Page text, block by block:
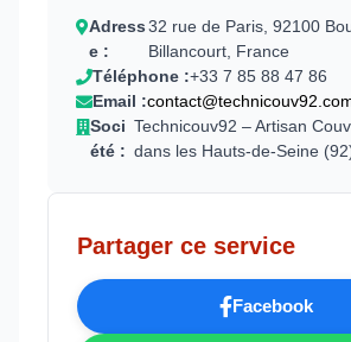
Adress
e :
32 rue de Paris, 92100
Billancourt, France
Téléphone :+33 7 85 88 47 86
Email :
Soci
été :
Technicouv92 – Artisan
dans les Hauts-de-Seine
Partager ce service
Facebook